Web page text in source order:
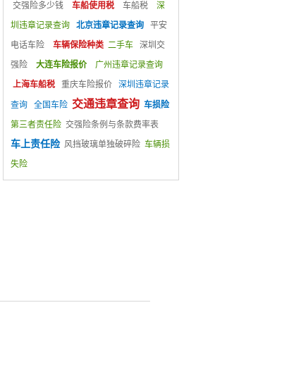
交强险多少钱
车船使用税 车船税
深
圳违章记录查询
北京违章记录查询
平安
电话车险
车辆保险种类 二手车
深圳交
强险
大连车险报价
广州违章记录查询
上海车船税
重庆车险报价 深圳违章记录
查询 全国车险 交通违章查询 车损险
第三者责任险 交强险条例与条款费率表
车上责任险 风挡玻璃单独破碎险 车辆损
失险